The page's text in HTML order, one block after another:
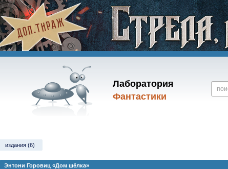
Лаборатория
Фантастики
издания (6)
Энтони Горовиц «Дом шёлка»